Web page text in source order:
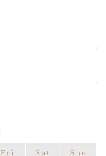
Fri Sat Sun